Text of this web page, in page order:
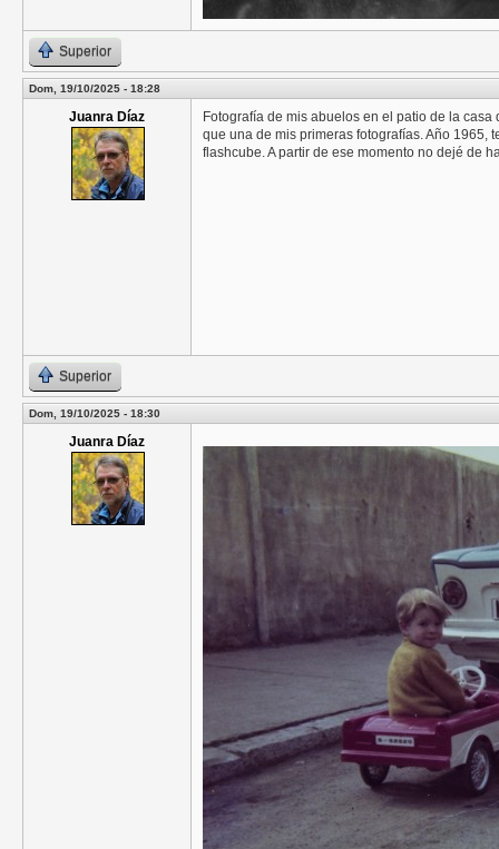
Superior
Dom, 19/10/2025 - 18:28
Juanra Díaz
Fotografía de mis abuelos en el patio de la
que una de mis primeras fotografías. Año 1965,
flashcube. A partir de ese momento no dejé de
Superior
Dom, 19/10/2025 - 18:30
Juanra Díaz